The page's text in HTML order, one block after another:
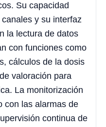
Su capacidad
y su interfaz
la lectura de datos
con funciones como
cálculos de la dosis
valoración para
La monitorización
con las alarmas de
continua de